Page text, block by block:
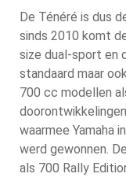
De Ténéré is dus
sinds 2010 komt
size dual-sport en
standaard maar
700 cc modellen
waarmee Yamaha
werd gewonnen.
als 700 Rally